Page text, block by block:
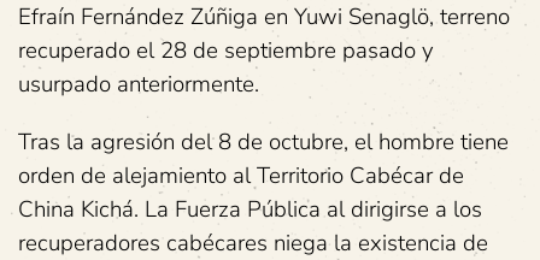
Efraín Fernández Zúñiga en Yuwi Senaglö, terreno
recuperado el 28 de septiembre pasado y
usurpado anteriormente.
Tras la agresión del 8 de octubre, el hombre tiene
orden de alejamiento al Territorio Cabécar de
China Kichá. La Fuerza Pública al dirigirse a los
recuperadores cabécares niega la existencia de